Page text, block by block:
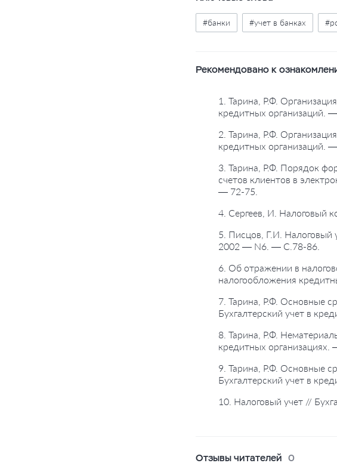
#банки #учет в банках
Рекомендовано к
1. Тарина, Р.Ф.
кредитных
2. Тарина, Р.Ф.
кредитных организаций.
3. Тарина, Р.Ф. Порядок
счетов клиентов в
— 72-75.
4. Сергеев, И. Налоговый
5. Писцов, Г.И. Налоговый
2002 — N6. — С.78-86.
6. Об отражении в
налогообложения
7. Тарина, Р.Ф. Основные
Бухгалтерский учет в
8. Тарина, Р.Ф.
кредитных
9. Тарина, Р.Ф. Основные
Бухгалтерский учет в
10. Налоговый учет //
Отзывы читателей 0